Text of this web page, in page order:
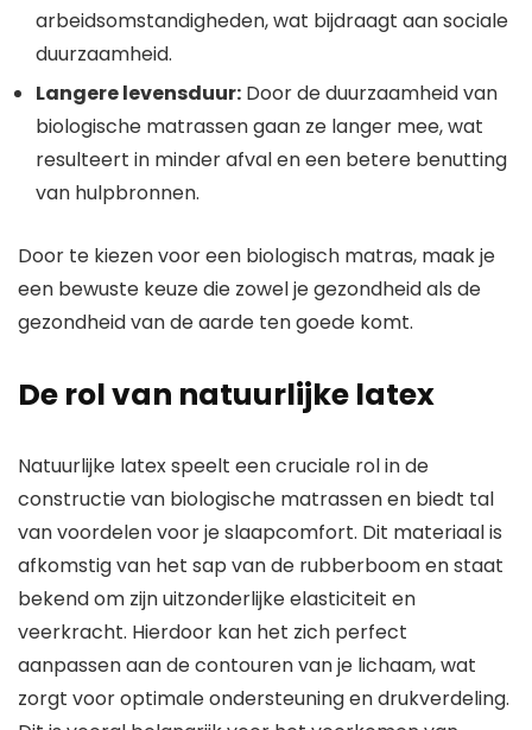
arbeidsomstandigheden, wat bijdraagt aan sociale
duurzaamheid.
Langere levensduur: Door de duurzaamheid van
biologische matrassen gaan ze langer mee, wat
resulteert in minder afval en een betere benutting
van hulpbronnen.
Door te kiezen voor een biologisch matras, maak je
een bewuste keuze die zowel je gezondheid als de
gezondheid van de aarde ten goede komt.
De rol van natuurlijke latex
Natuurlijke latex speelt een cruciale rol in de
constructie van biologische matrassen en biedt tal
van voordelen voor je slaapcomfort. Dit materiaal is
afkomstig van het sap van de rubberboom en staat
bekend om zijn uitzonderlijke elasticiteit en
veerkracht. Hierdoor kan het zich perfect
aanpassen aan de contouren van je lichaam, wat
zorgt voor optimale ondersteuning en drukverdeling.